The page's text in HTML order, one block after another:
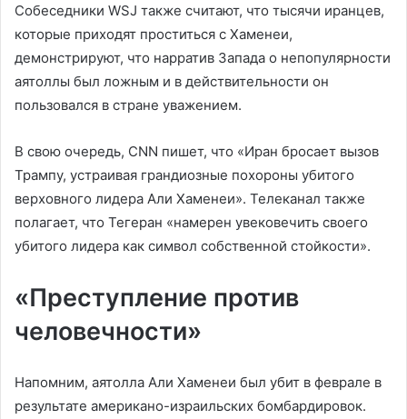
Собеседники WSJ также считают, что тысячи иранцев,
которые приходят проститься с Хаменеи,
демонстрируют, что нарратив Запада о непопулярности
аятоллы был ложным и в действительности он
пользовался в стране уважением.
В свою очередь, CNN пишет, что «Иран бросает вызов
Трампу, устраивая грандиозные похороны убитого
верховного лидера Али Хаменеи». Телеканал также
полагает, что Тегеран «намерен увековечить своего
убитого лидера как символ собственной стойкости».
«Преступление против
человечности»
Напомним, аятолла Али Хаменеи был убит в феврале в
результате американо-израильских бомбардировок.